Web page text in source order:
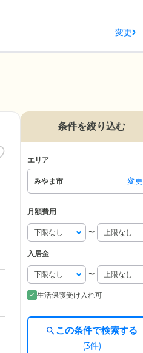
変更
条件を絞り込む
エリア
みやま市 変更
月額費用
〜
入居金
〜
生活保護受け入れ可
この条件で検索する
(3件)